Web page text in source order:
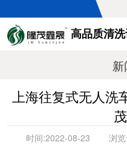
高品质清
上海往复式无人洗
时间:2022-08-23 浏览